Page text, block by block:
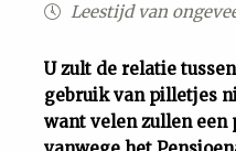
Uit
Feiten
Leestijd van
U zult de relatie
gebruik van pilletjes
want velen zullen